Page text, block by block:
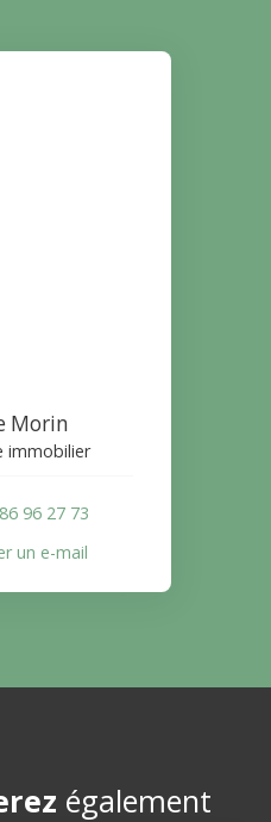
Morin
immobilier
96 27 73
un e-mail
également